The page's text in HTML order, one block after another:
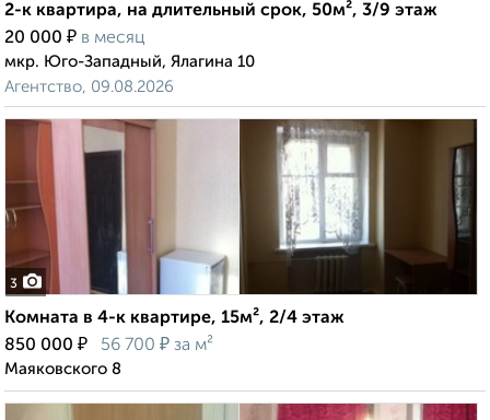
2-к квартира, на длительный срок, 50м², 3/9 этаж
20 000 ₽ в месяц
мкр. Юго-Западный, Ялагина 10
Агентство, 09.08.2026
3
Комната в 4-к квартире, 15м², 2/4 этаж
850 000 ₽ 56 700 ₽ за м²
Маяковского 8